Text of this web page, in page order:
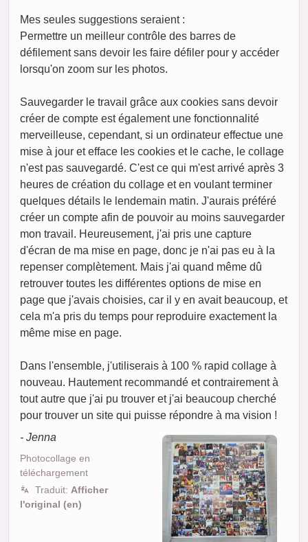
Mes seules suggestions seraient :
Permettre un meilleur contrôle des barres de
défilement sans devoir les faire défiler pour y accéder
lorsqu'on zoom sur les photos.
Sauvegarder le travail grâce aux cookies sans devoir
créer de compte est également une fonctionnalité
merveilleuse, cependant, si un ordinateur effectue une
mise à jour et efface les cookies et le cache, le collage
n'est pas sauvegardé. C'est ce qui m'est arrivé après 3
heures de création du collage et en voulant terminer
quelques détails le lendemain matin. J'aurais préféré
créer un compte afin de pouvoir au moins sauvegarder
mon travail. Heureusement, j'ai pris une capture
d'écran de ma mise en page, donc je n'ai pas eu à la
repenser complètement. Mais j'ai quand même dû
retrouver toutes les différentes options de mise en
page que j'avais choisies, car il y en avait beaucoup, et
cela m'a pris du temps pour reproduire exactement la
même mise en page.
Dans l'ensemble, j'utiliserais à 100 % rapid collage à
nouveau. Hautement recommandé et contrairement à
tout autre que j'ai pu trouver et j'ai beaucoup cherché
pour trouver un site qui puisse répondre à ma vision !
- Jenna
Photocollage en
téléchargement
Traduit: Afficher
l'original (en)